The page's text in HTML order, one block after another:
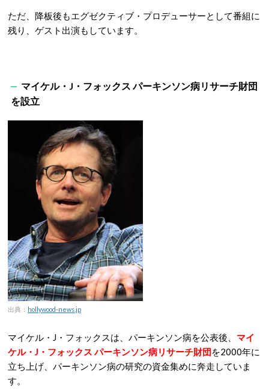
ただ、降板後もエグゼクティブ・プロデューサーとして番組に
残り、ゲスト出演もしています。
マイケル・J・フォックス パーキンソン病リサーチ財団
を設立
出典： hollywood-news.jp
マイケル・J・フォックスは、パーキンソン病を公表後、 マイ
ケル・J・フォックス パーキンソン病リサーチ財団を2000年に
立ち上げ、パーキンソン病の研究の資金集めに奔走していま
す。